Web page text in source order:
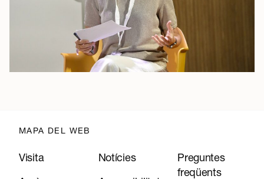
MAPA DEL WEB
Visita
Notícies
Preguntes
freqüents